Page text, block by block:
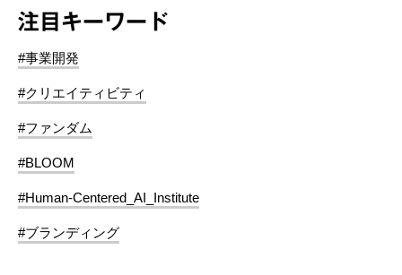
注目キーワード
#事業開発
#クリエイティビティ
#ファンダム
#BLOOM
#Human-Centered_AI_Institute
#ブランディング